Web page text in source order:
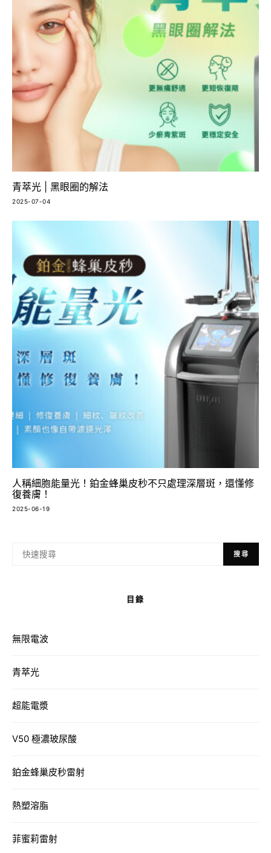
青萃光 | 黑眼圈的解法
2025-07-04
人稱細胞能量光！鉑金蜂巢皮秒不只處理深層斑，還懂修
復養膚！
2025-06-19
搜尋
目錄
無限電波
青萃光
超能電漿
V50 極濃玻尿酸
鉑金蜂巢皮秒雷射
熱塑溶脂
菲蜜莉雷射